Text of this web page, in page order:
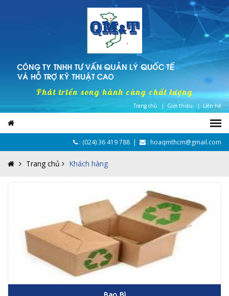
Phát triển song hành cùng chất lượng
Trang chủ | Giới thiệu | Liên hệ
: (024) 36 419 788 | : hoaqmthcm@gmail.com
Trang chủ Khách hàng